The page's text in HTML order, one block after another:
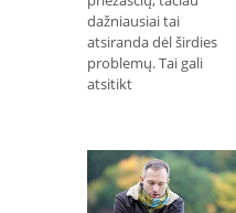
dažniausiai tai
atsiranda dėl širdies
problemų. Tai gali
atsitikt